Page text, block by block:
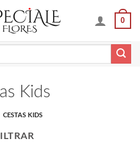
0
Kids
CESTAS KIDS